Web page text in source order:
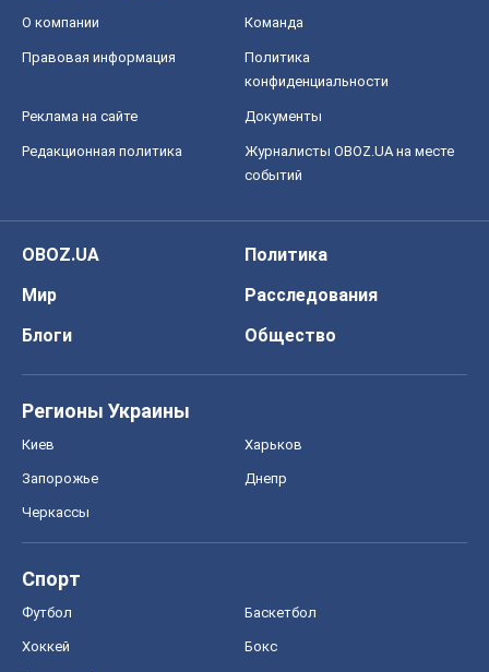
О компании Команда
Правовая информация
Политика
конфиденциальности
Реклама на сайте Документы
Редакционная политика
Журналисты OBOZ.UA на месте
событий
OBOZ.UA
Политика
Мир
Расследования
Блоги
Общество
Регионы Украины
Киев Харьков
Запорожье Днепр
Черкассы
Спорт
Футбол Баскетбол
Хоккей Бокс